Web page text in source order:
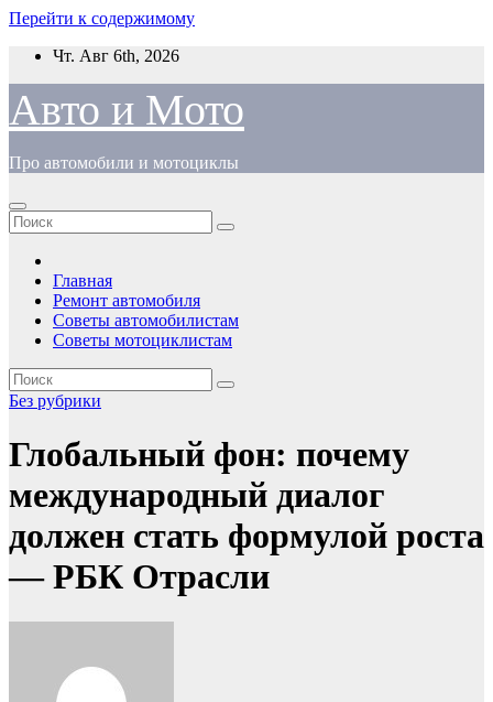
Перейти к содержимому
Чт. Авг 6th, 2026
Авто и Мото
Про автомобили и мотоциклы
Главная
Ремонт автомобиля
Советы автомобилистам
Советы мотоциклистам
Без рубрики
Глобальный фон: почему
международный диалог
должен стать формулой роста
— РБК Отрасли